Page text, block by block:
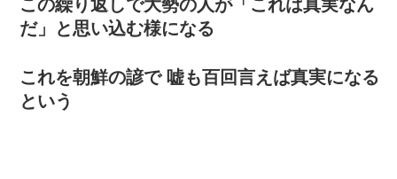
この繰り返しで大勢の人が「これは真実なん
だ」と思い込む様になる
これを朝鮮の諺で 嘘も百回言えば真実になる
という